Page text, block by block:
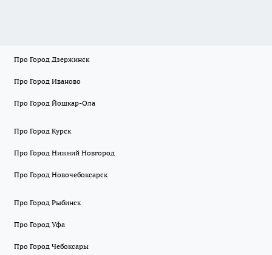
Про Город Дзержинск
Про Город Иваново
Про Город Йошкар-Ола
Про Город Курск
Про Город Нижний Новгород
Про Город Новочебоксарск
Про Город Рыбинск
Про Город Уфа
Про Город Чебоксары